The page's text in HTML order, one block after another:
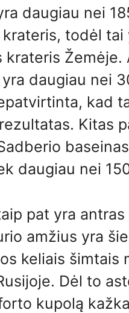
daugiau nei
todėl tai
Žemėje.
daugiau nei
kad
Kitas
daugiau nei
pat yra
amžius yra
keliais šimtais
Dėl to
kupolą